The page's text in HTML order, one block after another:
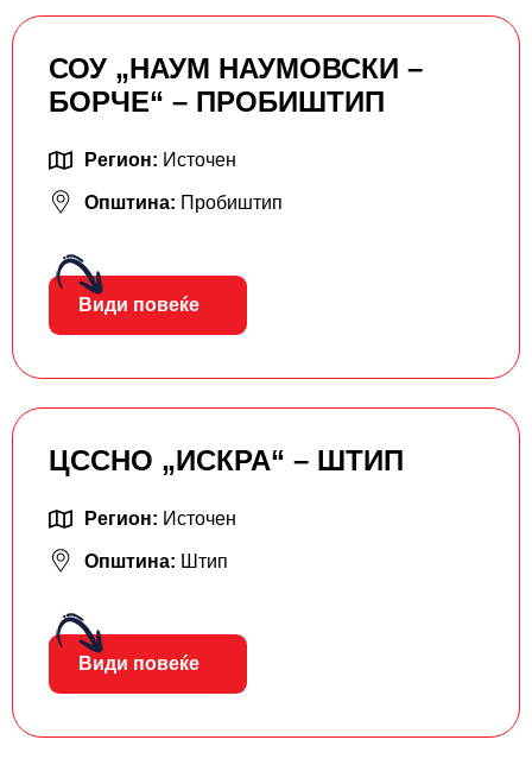
СОУ „НАУМ НАУМОВСКИ –
БОРЧЕ“ – ПРОБИШТИП
Регион: Источен
Општина: Пробиштип
Види повеќе
ЦССНО „ИСКРА“ – ШТИП
Регион: Источен
Општина: Штип
Види повеќе